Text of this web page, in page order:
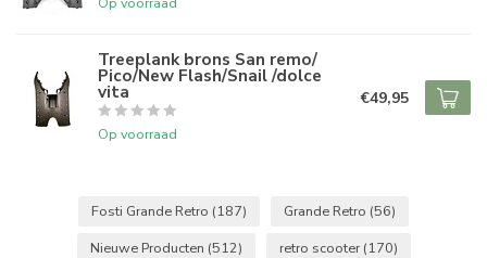
Treeplank brons San remo/
Pico/New Flash/Snail /dolce
vita
Op voorraad
€49,95
Fosti Grande Retro (187) Grande Retro (56)
Nieuwe Producten (512) retro scooter (170)